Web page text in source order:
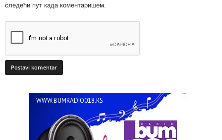
следећи пут када коментаришем.
WWW.BUMRADIO018.RS